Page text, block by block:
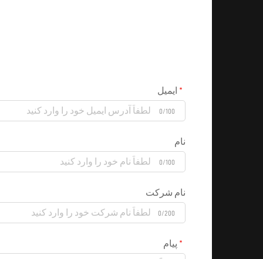
ایمیل
0/100
نام
0/100
نام شرکت
0/200
پیام